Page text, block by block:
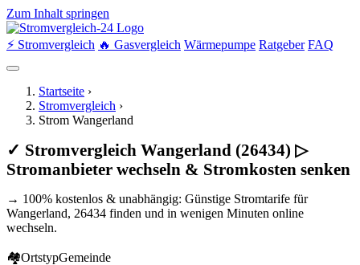
Zum Inhalt springen
⚡ Stromvergleich 🔥 Gasvergleich Wärmepumpe Ratgeber FAQ
Startseite ›
Stromvergleich ›
Strom Wangerland
✓ Stromvergleich Wangerland (26434) ▷
Stromanbieter wechseln & Stromkosten senken
→ 100% kostenlos & unabhängig: Günstige Stromtarife für
Wangerland, 26434 finden und in wenigen Minuten online
wechseln.
🏘OrtstypGemeinde